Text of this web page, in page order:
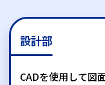
設計部
CADを使用して図